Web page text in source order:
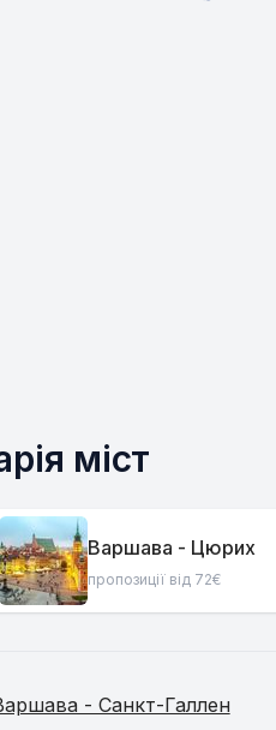
міст
Варшава - Цюрих
пропозиції від 72€
- Санкт-Галлен